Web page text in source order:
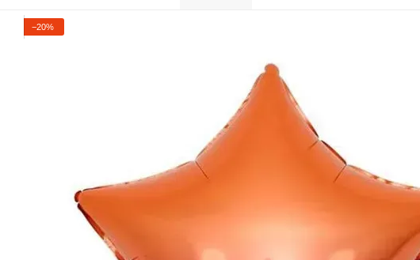
−20%